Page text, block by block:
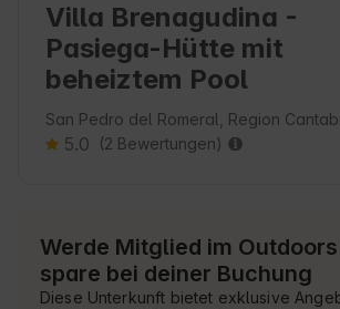
Villa Brenagudina -
Pasiega-Hütte mit
beheiztem Pool
San Pedro del Romeral, Region
5.0 (2 Bewertungen)
Werde Mitglied im
spare bei deiner Buchung
Diese Unterkunft bietet exklusive